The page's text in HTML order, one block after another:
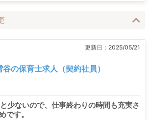
更新日： 2025/05/21
の保育士求人（契約社員）
少ないので、仕事終わりの時間も充実さ
です。